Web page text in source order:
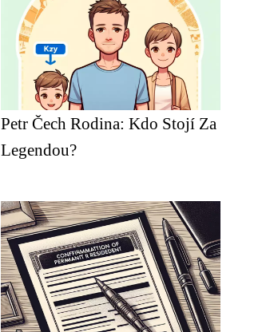
Petr Čech Rodina: Kdo Stojí Za
Legendou?